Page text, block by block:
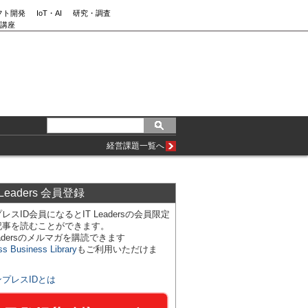
ト開発 IoT・AI
研究・調査
座
経営課題一覧へ
会員登録
スID会員になるとIT Leadersの会員限定
を読むことができます。
のメルマガを購読できます
Business Libraryもご利用いただけま
プレスIDとは